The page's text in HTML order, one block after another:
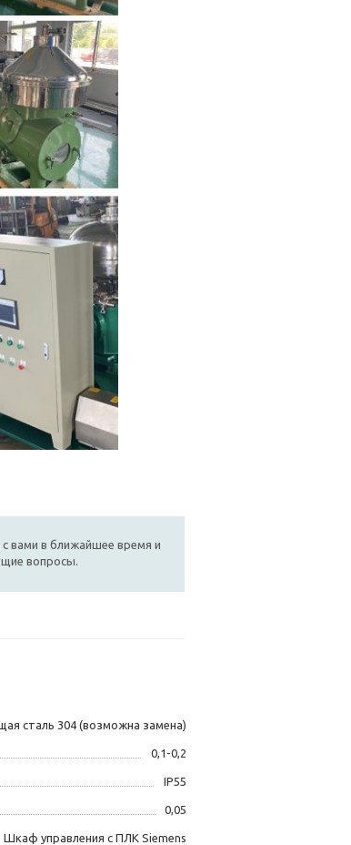
вами в ближайшее время и
вопросы.
сталь 304 (возможна замена)
0,1-0,2
IP55
0,05
Шкаф управления с ПЛК Siemens